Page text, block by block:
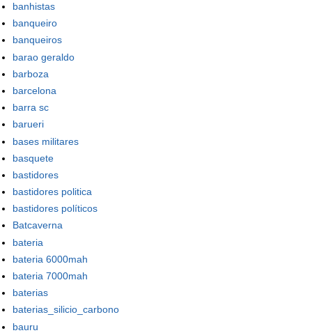
banhistas
banqueiro
banqueiros
barao geraldo
barboza
barcelona
barra sc
barueri
bases militares
basquete
bastidores
bastidores politica
bastidores políticos
Batcaverna
bateria
bateria 6000mah
bateria 7000mah
baterias
baterias_silicio_carbono
bauru